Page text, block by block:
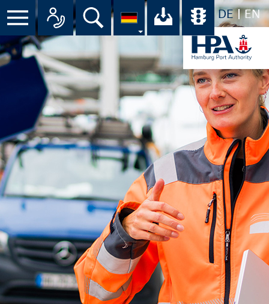
DE EN
Suche Ihr Download-